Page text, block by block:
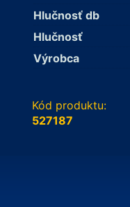
Hlučnosť db
Hlučnosť
Výrobca
Kód produktu:
527187